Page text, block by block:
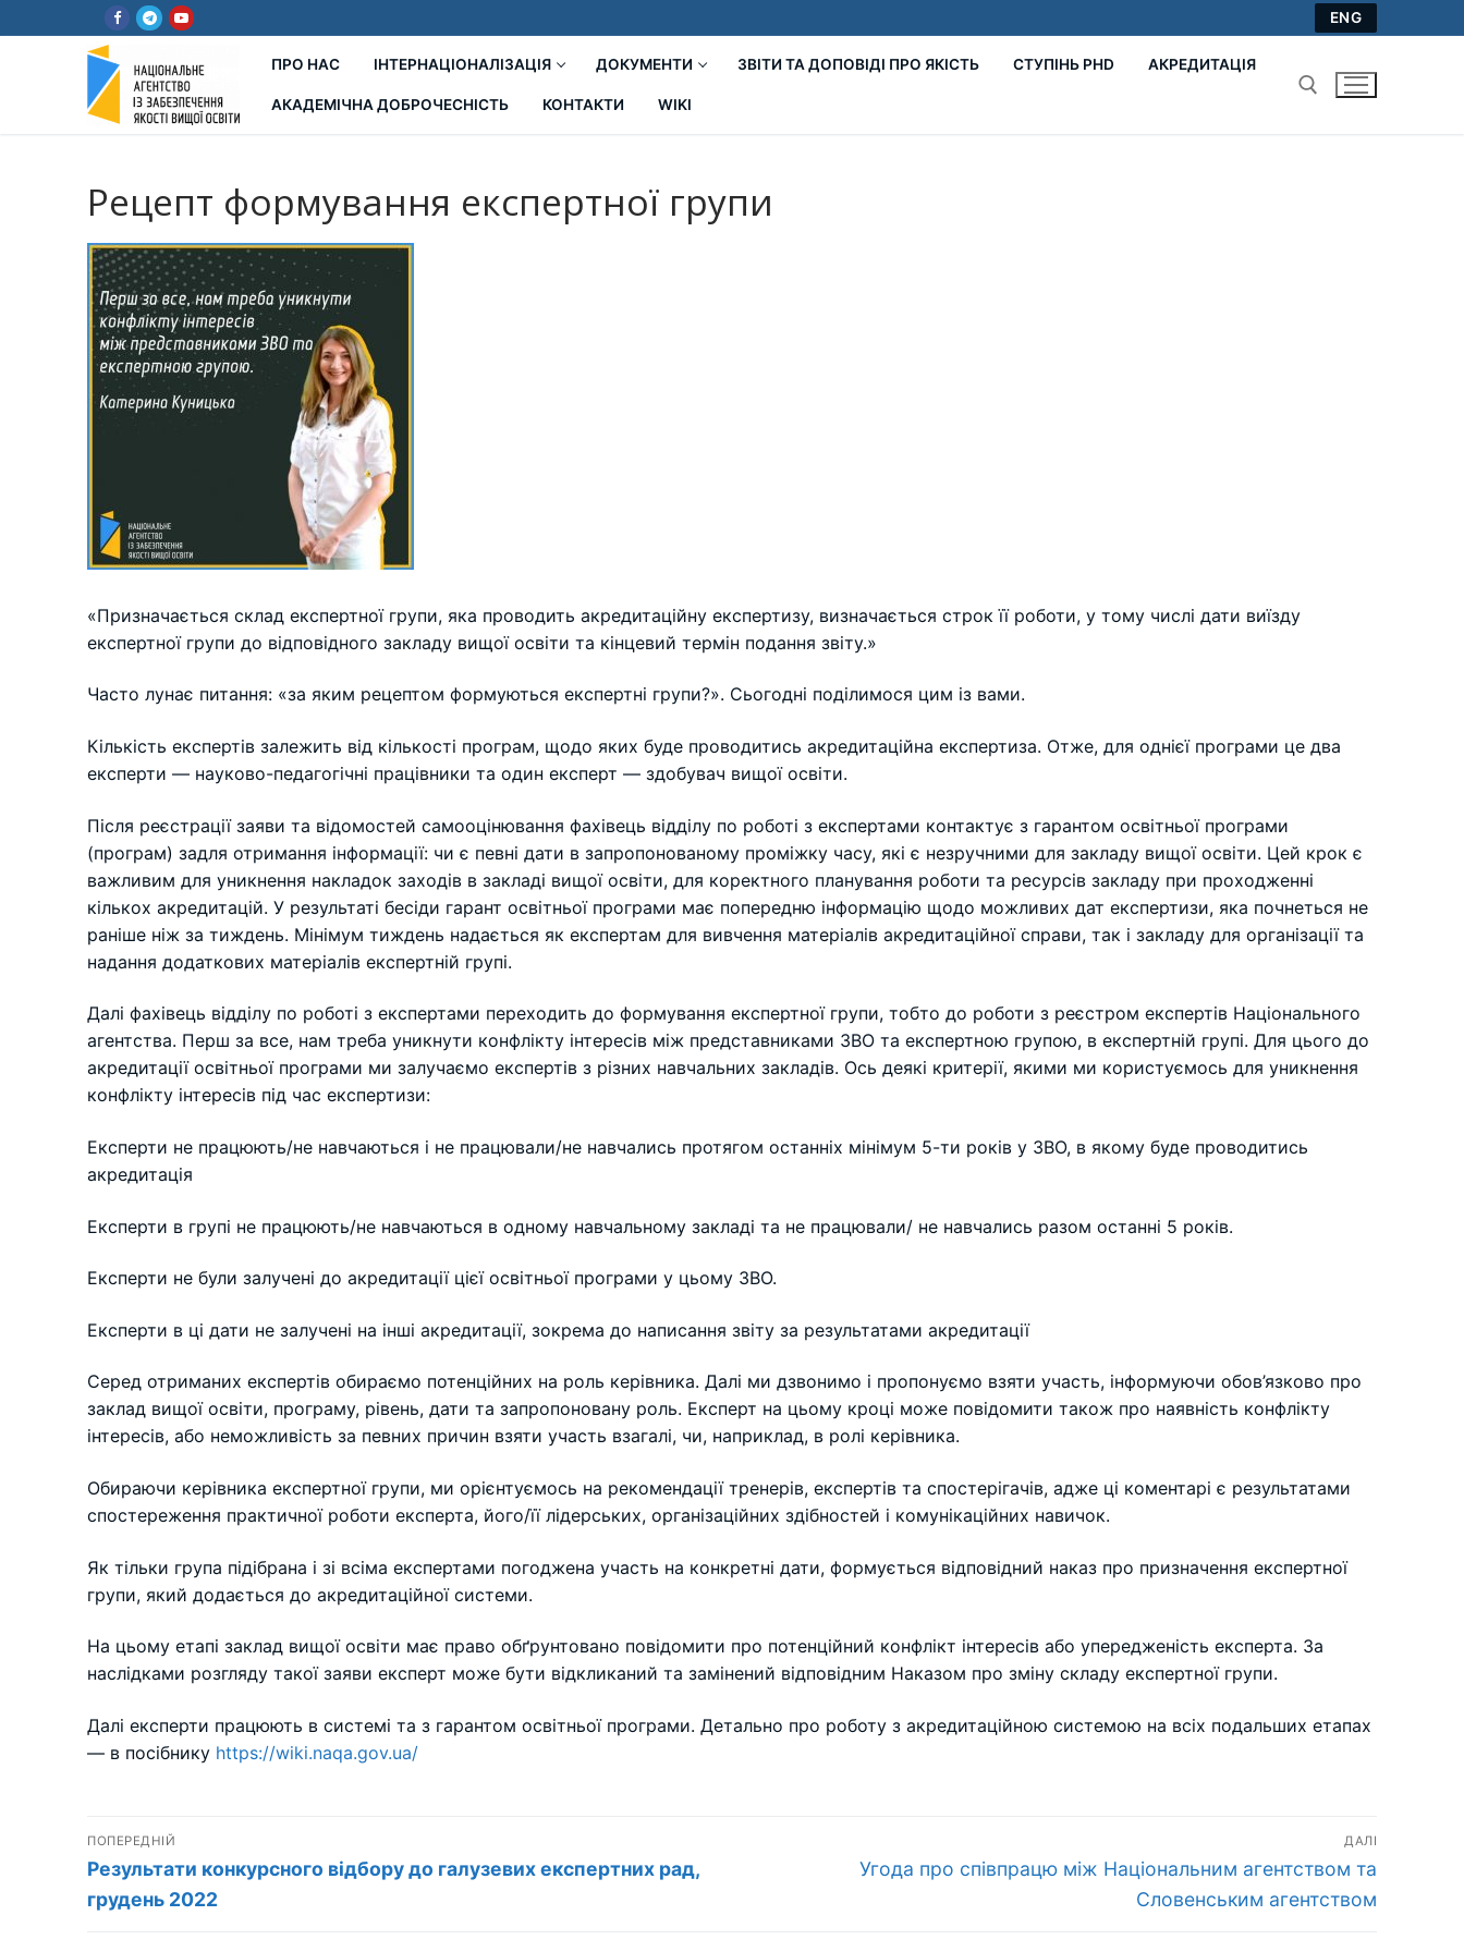
до
ENG
ПРО НАС ІНТЕРНАЦІОНАЛІЗАЦІЯ ДОКУМЕНТИ ЗВІТИ ТА ДОПОВІДІ ПРО ЯКІСТЬ СТУПІНЬ PHD АКРЕДИТАЦІЯ
АКАДЕМІЧНА ДОБРОЧЕСНІСТЬ КОНТАКТИ WIKI
Рецепт формування експертної групи
«Призначається склад експертної групи, яка проводить акредитаційну експертизу, визначається строк її роботи, у тому числі дати виїзду
експертної групи до відповідного закладу вищої освіти та кінцевий термін подання звіту.»
Часто лунає питання: «за яким рецептом формуються експертні групи?». Сьогодні поділимося цим із вами.
Кількість експертів залежить від кількості програм, щодо яких буде проводитись акредитаційна експертиза. Отже, для однієї програми це два
експерти — науково-педагогічні працівники та один експерт — здобувач вищої освіти.
Після реєстрації заяви та відомостей самооцінювання фахівець відділу по роботі з експертами контактує з гарантом освітньої програми
(програм) задля отримання інформації: чи є певні дати в запропонованому проміжку часу, які є незручними для закладу вищої освіти. Цей крок є
важливим для уникнення накладок заходів в закладі вищої освіти, для коректного планування роботи та ресурсів закладу при проходженні
кількох акредитацій. У результаті бесіди гарант освітньої програми має попередню інформацію щодо можливих дат експертизи, яка почнеться не
раніше ніж за тиждень. Мінімум тиждень надається як експертам для вивчення матеріалів акредитаційної справи, так і закладу для організації та
надання додаткових матеріалів експертній групі.
Далі фахівець відділу по роботі з експертами переходить до формування експертної групи, тобто до роботи з реєстром експертів Національного
агентства. Перш за все, нам треба уникнути конфлікту інтересів між представниками ЗВО та експертною групою, в експертній групі. Для цього до
акредитації освітньої програми ми залучаємо експертів з різних навчальних закладів. Ось деякі критерії, якими ми користуємось для уникнення
конфлікту інтересів під час експертизи:
Експерти не працюють/не навчаються і не працювали/не навчались протягом останніх мінімум 5-ти років у ЗВО, в якому буде проводитись
акредитація
Експерти в групі не працюють/не навчаються в одному навчальному закладі та не працювали/ не навчались разом останні 5 років.
Експерти не були залучені до акредитації цієї освітньої програми у цьому ЗВО.
Експерти в ці дати не залучені на інші акредитації, зокрема до написання звіту за результатами акредитації
Серед отриманих експертів обираємо потенційних на роль керівника. Далі ми дзвонимо і пропонуємо взяти участь, інформуючи обов’язково про
заклад вищої освіти, програму, рівень, дати та запропоновану роль. Експерт на цьому кроці може повідомити також про наявність конфлікту
інтересів, або неможливість за певних причин взяти участь взагалі, чи, наприклад, в ролі керівника.
Обираючи керівника експертної групи, ми орієнтуємось на рекомендації тренерів, експертів та спостерігачів, адже ці коментарі є результатами
спостереження практичної роботи експерта, його/її лідерських, організаційних здібностей і комунікаційних навичок.
Як тільки група підібрана і зі всіма експертами погоджена участь на конкретні дати, формується відповідний наказ про призначення експертної
групи, який додається до акредитаційної системи.
На цьому етапі заклад вищої освіти має право обґрунтовано повідомити про потенційний конфлікт інтересів або упередженість експерта. За
наслідками розгляду такої заяви експерт може бути відкликаний та замінений відповідним Наказом про зміну складу експертної групи.
Далі експерти працюють в системі та з гарантом освітньої програми. Детально про роботу з акредитаційною системою на всіх подальших етапах
— в посібнику https://wiki.naqa.gov.ua/
Навігація
записів
ПОПЕРЕДНІЙ
Попередній
запис:
Результати конкурсного відбору до галузевих експертних рад,
грудень 2022
ДАЛІ
Наступний
Угода про співпрацю між Національним агентством та
Словенським агентством